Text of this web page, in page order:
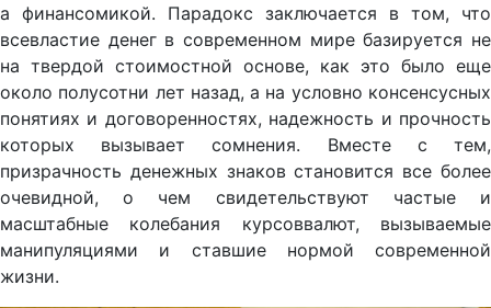
а финансомикой. Парадокс заключается в том, что
всевластие денег в современном мире базируется не
на твердой стоимостной основе, как это было еще
около полусотни лет назад, а на условно консенсусных
понятиях и договоренностях, надежность и прочность
которых вызывает сомнения. Вместе с тем,
призрачность денежных знаков становится все более
очевидной, о чем свидетельствуют частые и
масштабные колебания курсоввалют, вызываемые
манипуляциями и ставшие нормой современной
жизни.